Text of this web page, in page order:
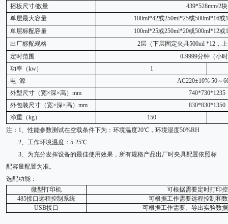
摇板尺寸/数量
439*528mm/2块
单层最大容量
100ml*42或250ml*25或500ml*16或
单层标配容量
100ml*25或250ml*20或500ml*12或
出厂标配规格
2层（下层固定夹具500ml *12，
定时范围
0-9999分钟（小
功率（kw）
1
电 源 AC220±10% 50～
外型尺寸（宽×深×高） mm 740*730*1235
外包装尺寸（宽×深×高） mm
830*830*1350
净重（kg）
150
注： 1 、性能参数测试在空载条件下为：环境温度20℃，环境湿度50%RH
2 、工作环境温度： 5-25℃
3、为充分发挥设备的最佳使用效果，所有规格产品出厂时夹具配置依照标
配容量配置为准。
选配功能：
微型打印机
可根据需要定时打印
485接口远程控制系统
可根据工作需要远程控制和
USB接口
可根据工作需要、导出实验数